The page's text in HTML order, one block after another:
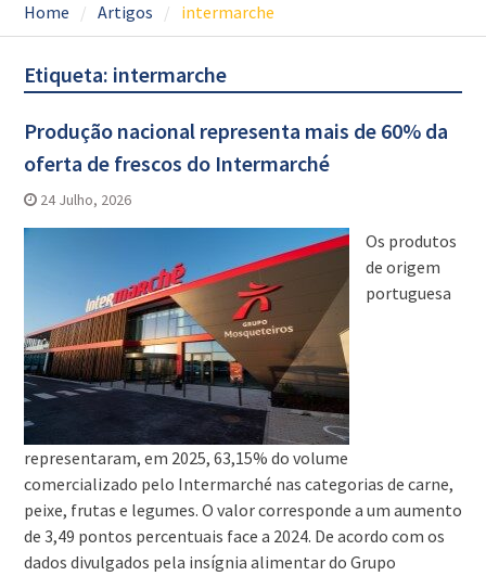
Home Artigos intermarche
Etiqueta: intermarche
Produção nacional representa mais de 60% da
oferta de frescos do Intermarché
24 Julho, 2026
Os produtos
de origem
portuguesa
representaram, em 2025, 63,15% do volume
comercializado pelo Intermarché nas categorias de carne,
peixe, frutas e legumes. O valor corresponde a um aumento
de 3,49 pontos percentuais face a 2024. De acordo com os
dados divulgados pela insígnia alimentar do Grupo